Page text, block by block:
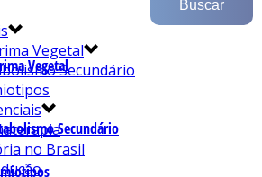
Vegetal
Secundário
Vegetal
Secundário
no Brasil